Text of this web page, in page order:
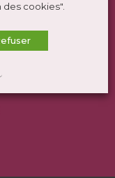
cookies".